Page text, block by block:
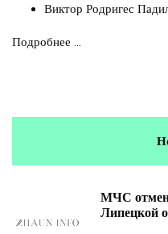
Виктор Родригес
Подробнее ...
МЧС
Липецкой